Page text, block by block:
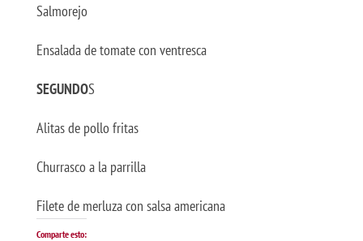
Salmorejo
Ensalada de tomate con ventresca
SEGUNDOS
Alitas de pollo fritas
Churrasco a la parrilla
Filete de merluza con salsa americana
Comparte esto: